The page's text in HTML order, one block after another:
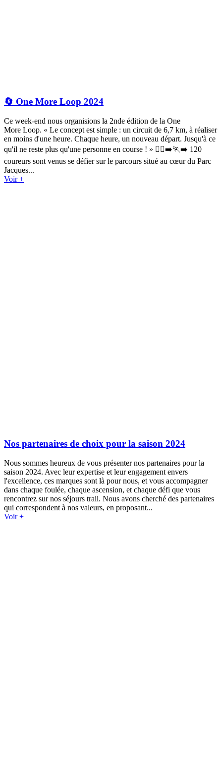
🔄 One More Loop 2024
Ce week-end nous organisions la 2nde édition de la One
More Loop. « Le concept est simple : un circuit de 6,7 km, à réaliser
en moins d'une heure. Chaque heure, un nouveau départ. Jusqu'à ce
qu'il ne reste plus qu'une personne en course ! » 🏃‍♀️‍➡️🏃‍➡️ 120
coureurs sont venus se défier sur le parcours situé au cœur du Parc
Jacques...
Voir +
Nos partenaires de choix pour la saison 2024
Nous sommes heureux de vous présenter nos partenaires pour la
saison 2024. Avec leur expertise et leur engagement envers
l'excellence, ces marques sont là pour nous, et vous accompagner
dans chaque foulée, chaque ascension, et chaque défi que vous
rencontrez sur nos séjours trail. Nous avons cherché des partenaires
qui correspondent à nos valeurs, en proposant...
Voir +